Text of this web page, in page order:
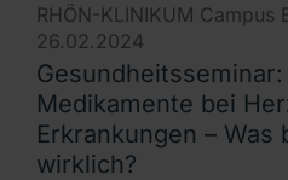
RHÖN-KLINIKUM Campus
26.02.2024
Medikamente bei
Erkrankungen – Was
wirklich?